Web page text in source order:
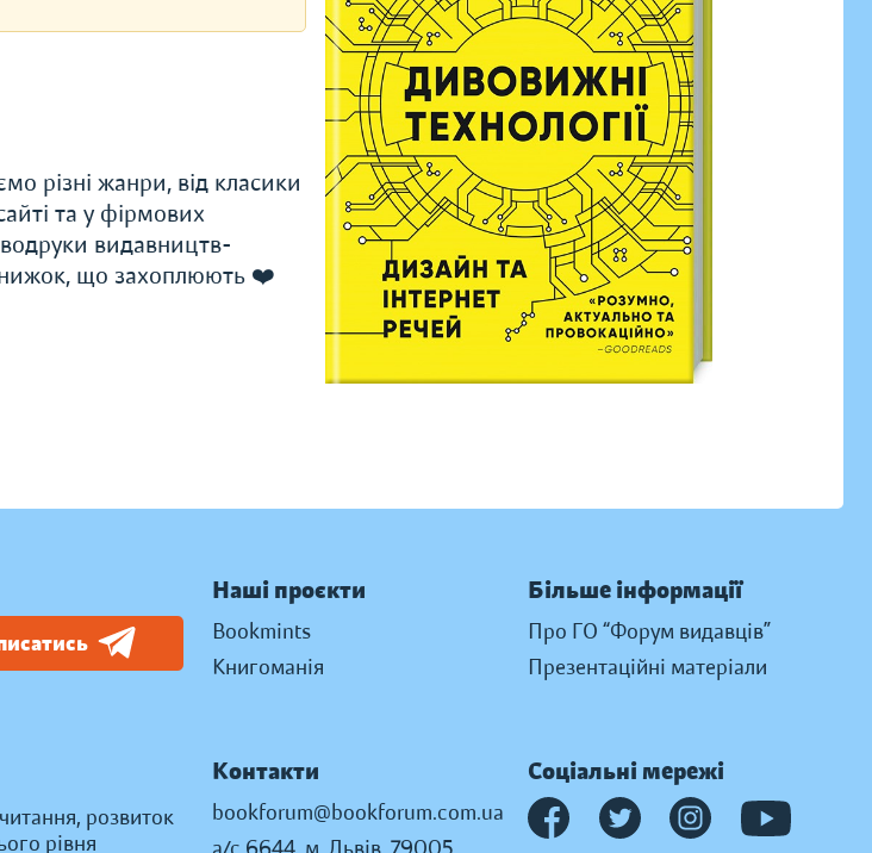
різні жанри, від класики
та у фірмових
видавництв-
що захоплюють ❤️
розвиток
рівня
Наші проєкти
Bookmints
Книгоманія
Більше інформації
Про ГО “Форум видавців”
Презентаційні матеріали
Контакти
bookforum@bookforum.com.ua
Соціальні мережі